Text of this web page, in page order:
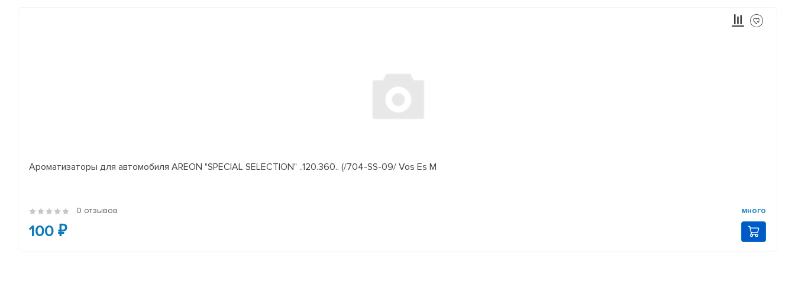
Ароматизаторы для автомобиля AREON "SPECIAL SELECTION" ..120.360.. (/704-SS-09/ Vos Es M
0 отзывов много
100 ₽